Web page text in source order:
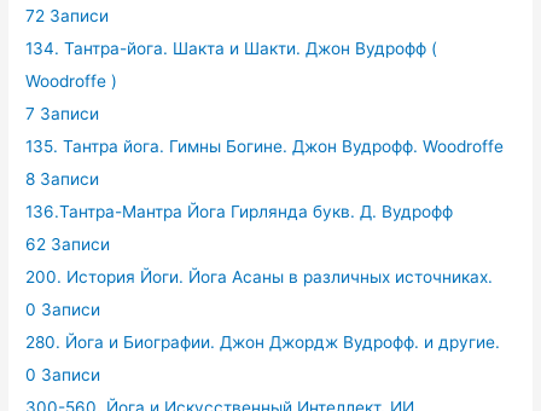
72 Записи
134. Тантра-йога. Шакта и Шакти. Джон Вудрофф (
Woodroffe )
7 Записи
135. Тантра йога. Гимны Богине. Джон Вудрофф. Woodroffe
8 Записи
136.Тантра-Мантра Йога Гирлянда букв. Д. Вудрофф
62 Записи
200. История Йоги. Йога Асаны в различных источниках.
0 Записи
280. Йога и Биографии. Джон Джордж Вудрофф. и другие.
0 Записи